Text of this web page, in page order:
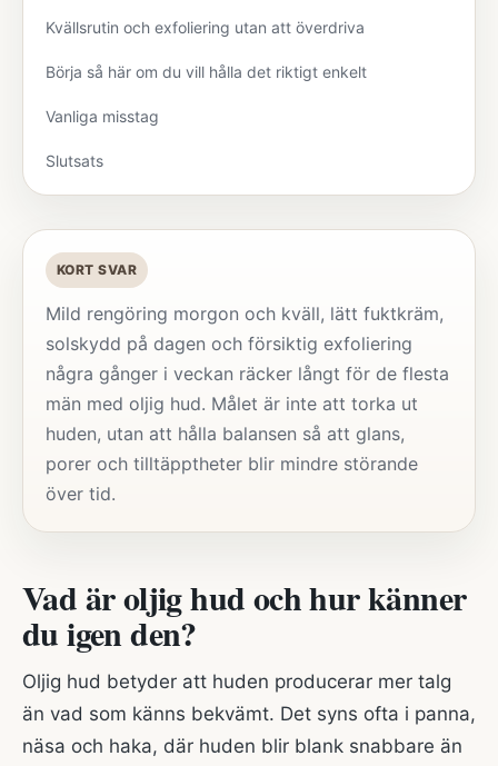
Kvällsrutin och exfoliering utan att överdriva
Börja så här om du vill hålla det riktigt enkelt
Vanliga misstag
Slutsats
KORT SVAR
Mild rengöring morgon och kväll, lätt fuktkräm,
solskydd på dagen och försiktig exfoliering
några gånger i veckan räcker långt för de flesta
män med oljig hud. Målet är inte att torka ut
huden, utan att hålla balansen så att glans,
porer och tilltäpptheter blir mindre störande
över tid.
Vad är oljig hud och hur känner
du igen den?
Oljig hud betyder att huden producerar mer talg
än vad som känns bekvämt. Det syns ofta i panna,
näsa och haka, där huden blir blank snabbare än